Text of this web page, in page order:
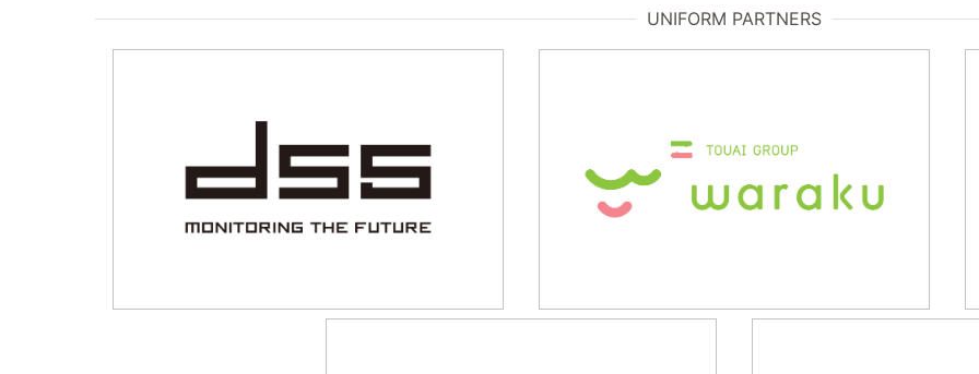
UNIFORM PARTNERS